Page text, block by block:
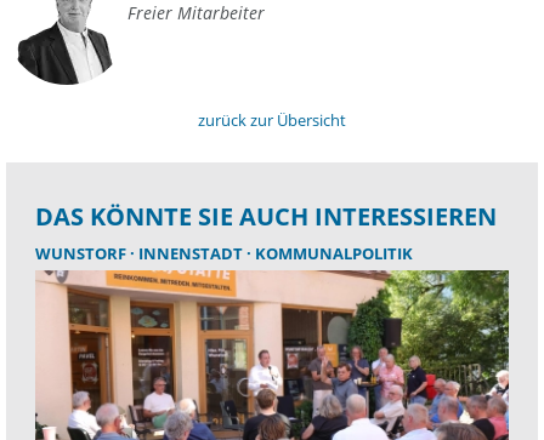
Freier Mitarbeiter
zurück zur Übersicht
DAS KÖNNTE SIE AUCH INTERESSIEREN
WUNSTORF INNENSTADT KOMMUNALPOLITIK